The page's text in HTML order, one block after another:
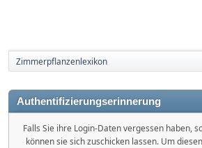
Zimmerpflanzenlexikon
Authentifizierungserinnerung
Falls Sie ihre Login-Daten vergessen haben,
können sie sich zuschicken lassen. Um